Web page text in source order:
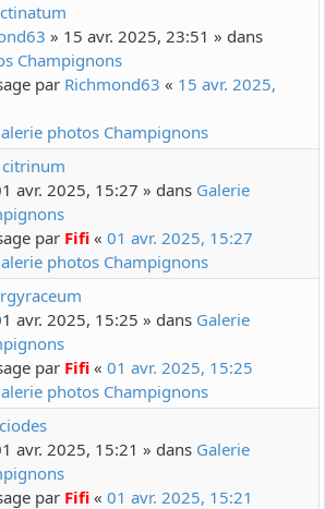
» 15 avr. 2025, 23:51 » dans
Champignons
par Richmond63 « 15 avr. 2025,
photos Champignons
avr. 2025, 15:27 » dans Galerie
par Fifi « 01 avr. 2025, 15:27
photos Champignons
avr. 2025, 15:25 » dans Galerie
par Fifi « 01 avr. 2025, 15:25
photos Champignons
avr. 2025, 15:21 » dans Galerie
par Fifi « 01 avr. 2025, 15:21